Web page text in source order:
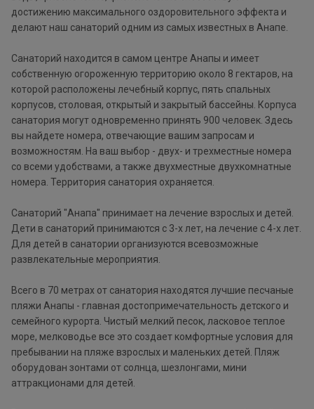
достижению максимального оздоровительного эффекта и
делают наш санаторий одним из самых известных в Анапе.
Санаторий находится в самом центре Анапы и имеет
собственную огороженную территорию около 8 гектаров, на
которой расположены лечебный корпус, пять спальных
корпусов, столовая, открытый и закрытый бассейны. Корпуса
санатория могут одновременно принять 900 человек. Здесь
вы найдете номера, отвечающие вашим запросам и
возможностям. На ваш выбор - двух- и трехместные номера
со всеми удобствами, а также двухместные двухкомнатные
номера. Территория санатория охраняется.
Санаторий "Анапа" принимает на лечение взрослых и детей.
Дети в санаторий принимаются с 3-х лет, на лечение с 4-х лет.
Для детей в санатории организуются всевозможные
развлекательные мероприятия.
Всего в 70 метрах от санатория находятся лучшие песчаные
пляжи Анапы - главная достопримечательность детского и
семейного курорта. Чистый мелкий песок, ласковое теплое
море, мелководье все это создает комфортные условия для
пребывании на пляже взрослых и маленьких детей. Пляж
оборудован зонтами от солнца, шезлонгами, мини
аттракционами для детей.